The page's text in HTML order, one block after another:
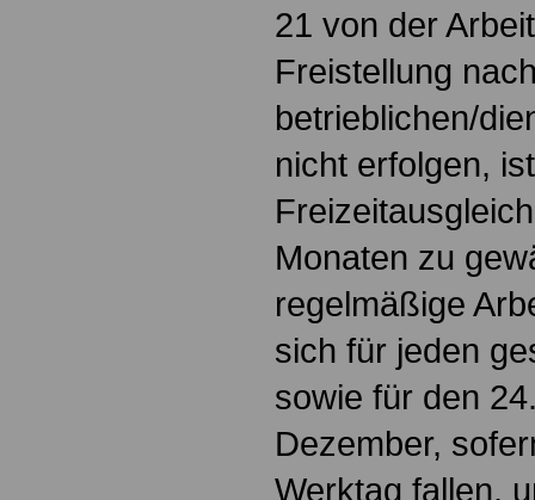
21 von der
Freistellung
betrieblichen/
nicht erfolgen,
Monaten zu
regelmäßige
sich für jeden
sowie für den
Dezember,
Werktag fallen,